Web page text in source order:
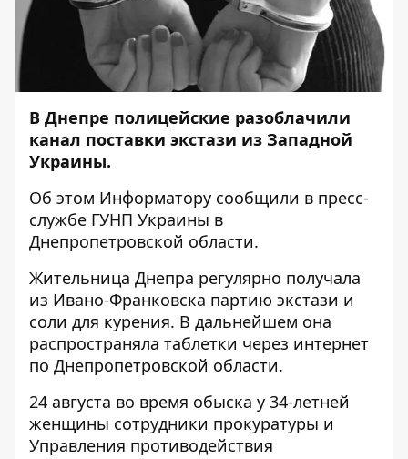
В Днепре полицейские разоблачили
канал поставки экстази из Западной
Украины.
Об этом Информатору сообщили в пресс-
службе ГУНП Украины в
Днепропетровской области.
Жительница Днепра регулярно получала
из Ивано-Франковска партию экстази и
соли для курения. В дальнейшем она
распространяла таблетки через интернет
по Днепропетровской области.
24 августа во время обыска у 34-летней
женщины сотрудники прокуратуры и
Управления противодействия